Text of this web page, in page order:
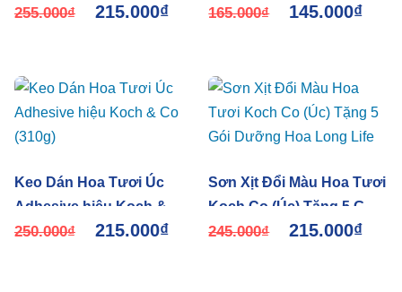
Koch & Co
255.000₫ 215.000₫
đầu tại VN
165.000₫ 145.000₫
Keo Dán Hoa Tươi Úc
Adhesive hiệu Koch & Co
(310g)
250.000₫ 215.000₫
Sơn Xịt Đổi Màu Hoa Tươi
Koch Co (Úc) Tặng 5 Gói
Dưỡng Hoa Long Life
245.000₫ 215.000₫